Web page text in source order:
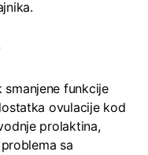
funkcije
ovulacije kod
prolaktina,
sa